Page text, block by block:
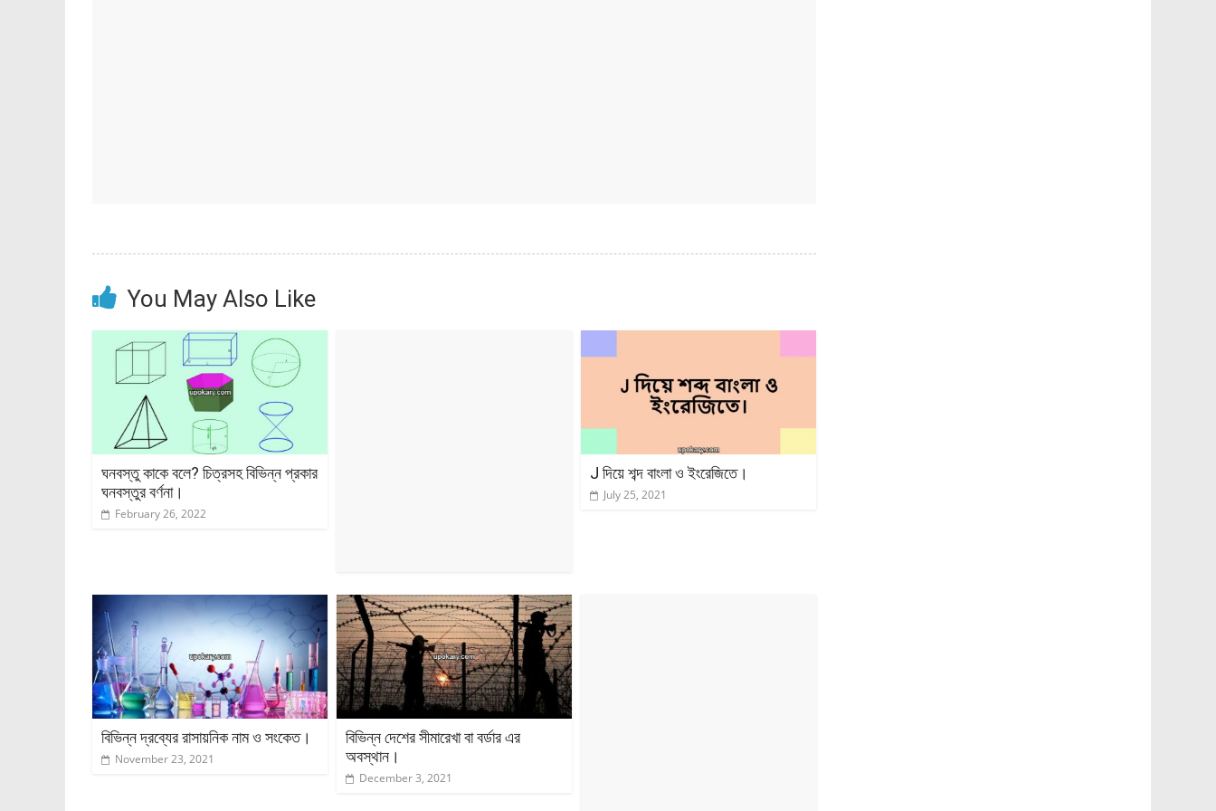
You May Also Like
ঘনবস্তু কাকে বলে? চিত্রসহ বিভিন্ন প্রকার
ঘনবস্তুর বর্ণনা।
February 26, 2022
J দিয়ে শব্দ বাংলা ও ইংরেজিতে।
July 25, 2021
বিভিন্ন দ্রব্যের রাসায়নিক নাম ও সংকেত।
November 23, 2021
বিভিন্ন দেশের সীমারেখা বা বর্ডার এর
অবস্থান।
December 3, 2021